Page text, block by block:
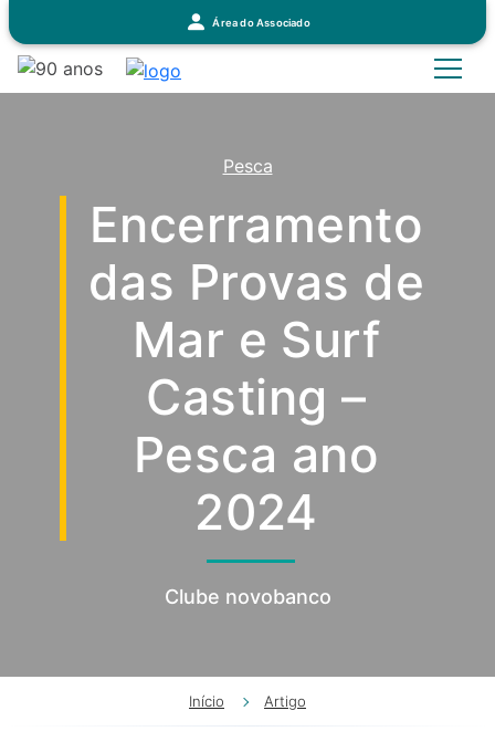
Área do Associado
Pesca
Encerramento
das Provas de
Mar e Surf
Casting –
Pesca ano
2024
Clube novobanco
Início Artigo